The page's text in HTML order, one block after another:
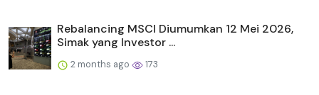
Rebalancing MSCI Diumumkan 12 Mei 2026,
Simak yang Investor ...
2 months ago 173